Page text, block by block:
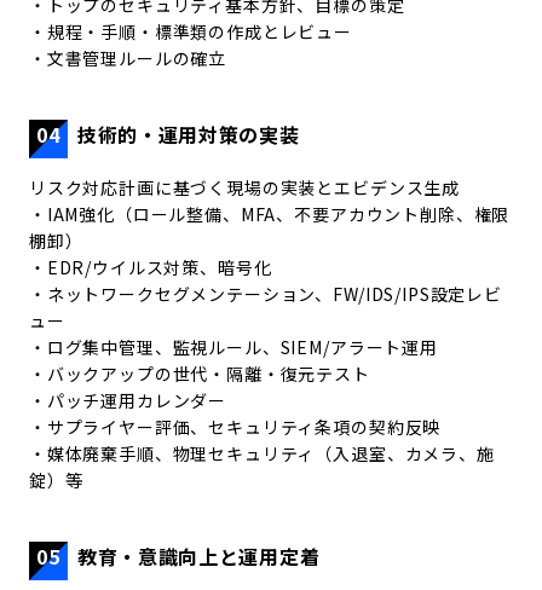
・トップのセキュリティ基本方針、目標の策定
・規程・手順・標準類の作成とレビュー
・文書管理ルールの確立
04 技術的・運用対策の実装
リスク対応計画に基づく現場の実装とエビデンス生成
・IAM強化（ロール整備、MFA、不要アカウント削除、権限
棚卸）
・EDR/ウイルス対策、暗号化
・ネットワークセグメンテーション、FW/IDS/IPS設定レビ
ュー
・ログ集中管理、監視ルール、SIEM/アラート運用
・バックアップの世代・隔離・復元テスト
・パッチ運用カレンダー
・サプライヤー評価、セキュリティ条項の契約反映
・媒体廃棄手順、物理セキュリティ（入退室、カメラ、施
錠）等
05 教育・意識向上と運用定着